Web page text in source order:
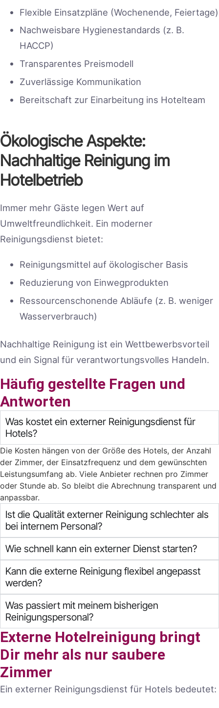
Flexible Einsatzpläne (Wochenende, Feiertage)
Nachweisbare Hygienestandards (z. B.
HACCP)
Transparentes Preismodell
Zuverlässige Kommunikation
Bereitschaft zur Einarbeitung ins Hotelteam
Ökologische Aspekte:
Nachhaltige Reinigung im
Hotelbetrieb
Immer mehr Gäste legen Wert auf
Umweltfreundlichkeit. Ein moderner
Reinigungsdienst bietet:
Reinigungsmittel auf ökologischer Basis
Reduzierung von Einwegprodukten
Ressourcenschonende Abläufe (z. B. weniger
Wasserverbrauch)
Nachhaltige Reinigung ist ein Wettbewerbsvorteil
und ein Signal für verantwortungsvolles Handeln.
Häufig gestellte Fragen und
Antworten
Was kostet ein externer Reinigungsdienst für
Hotels?
Die Kosten hängen von der Größe des Hotels, der Anzahl
der Zimmer, der Einsatzfrequenz und dem gewünschten
Leistungsumfang ab. Viele Anbieter rechnen pro Zimmer
oder Stunde ab. So bleibt die Abrechnung transparent und
anpassbar.
Ist die Qualität externer Reinigung schlechter als
bei internem Personal?
Wie schnell kann ein externer Dienst starten?
Kann die externe Reinigung flexibel angepasst
werden?
Was passiert mit meinem bisherigen
Reinigungspersonal?
Externe Hotelreinigung bringt
Dir mehr als nur saubere
Zimmer
Ein externer Reinigungsdienst für Hotels bedeutet: